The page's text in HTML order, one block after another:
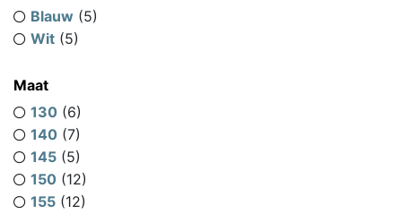
Blauw (5)
Wit (5)
Maat
130 (6)
140 (7)
145 (5)
150 (12)
155 (12)